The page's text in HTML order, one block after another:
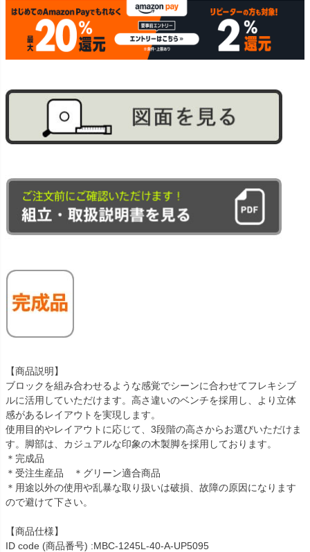
【商品説明】
ブロックを組み合わせるような感覚でシーンに合わせてフレキシブ
ルに活用していただけます。高さ違いのベンチを採用し、より立体
感があるレイアウトを実現します。
使用目的やレイアウトに応じて、3段階の高さからお選びいただけま
す。脚部は、カジュアルな印象の木製脚を採用しております。
＊完成品
＊受注生産品 ＊グリーン適合商品
＊用途以外の使用や乱暴な取り扱いは破損、故障の原因になります
ので避けて下さい。
【商品仕様】
ID code (商品番号) :MBC-1245L-40-A-UP5095